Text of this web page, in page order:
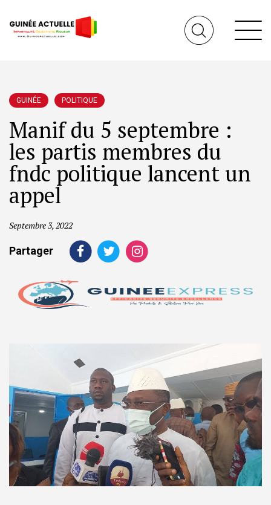
GUINÉE POLITIQUE
Manif du 5 septembre :
les partis membres du
fndc politique lancent un
appel
Septembre 3, 2022
Partager